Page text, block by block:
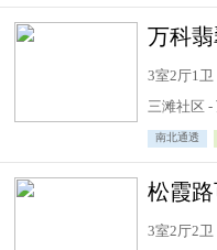
3室2厅1卫
三滩社区 -
南北通透
3室2厅2卫